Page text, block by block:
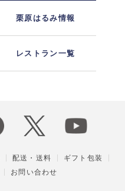
栗原はるみ情報
レストラン一覧
配送・送料
ギフト包装
お問い合わせ